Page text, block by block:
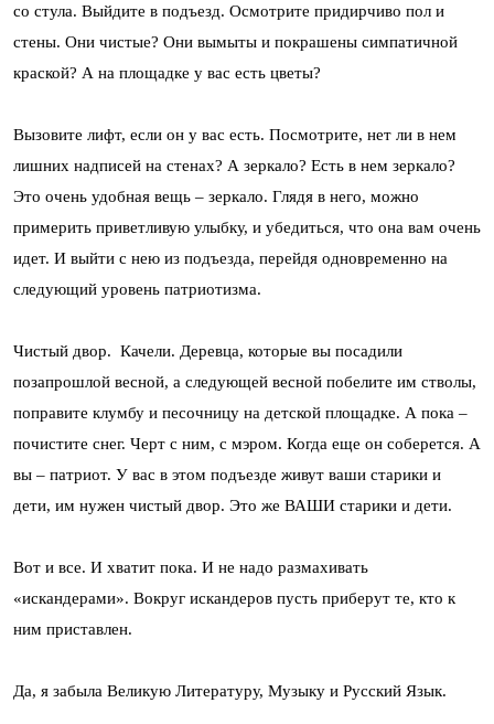
со стула. Выйдите в подъезд. Осмотрите придирчиво пол и
стены. Они чистые? Они вымыты и покрашены симпатичной
краской? А на площадке у вас есть цветы?
Вызовите лифт, если он у вас есть. Посмотрите, нет ли в нем
лишних надписей на стенах? А зеркало? Есть в нем зеркало?
Это очень удобная вещь – зеркало. Глядя в него, можно
примерить приветливую улыбку, и убедиться, что она вам очень
идет. И выйти с нею из подъезда, перейдя одновременно на
следующий уровень патриотизма.
Чистый двор. Качели. Деревца, которые вы посадили
позапрошлой весной, а следующей весной побелите им стволы,
поправите клумбу и песочницу на детской площадке. А пока –
почистите снег. Черт с ним, с мэром. Когда еще он соберется. А
вы – патриот. У вас в этом подъезде живут ваши старики и
дети, им нужен чистый двор. Это же ВАШИ старики и дети.
Вот и все. И хватит пока. И не надо размахивать
«искандерами». Вокруг искандеров пусть приберут те, кто к
ним приставлен.
Да, я забыла Великую Литературу, Музыку и Русский Язык.